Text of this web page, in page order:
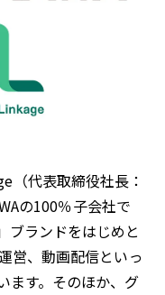
（代表取締役社長：
の100％子会社で
ブランドをはじめと
営、動画配信といっ
ます。そのほか、グ